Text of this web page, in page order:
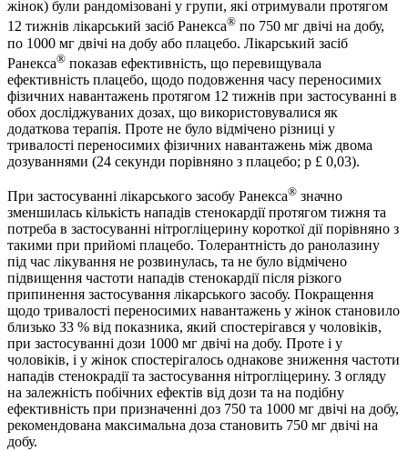
жінок) були рандомізовані у групи, які отримували протягом
12 тижнів лікарський засіб Ранекса® по 750 мг двічі на добу,
по 1000 мг двічі на добу або плацебо. Лікарський засіб
Ранекса® показав ефективність, що перевищувала
ефективність плацебо, щодо подовження часу переносимих
фізичних навантажень протягом 12 тижнів при застосуванні в
обох досліджуваних дозах, що використовувалися як
додаткова терапія. Проте не було відмічено різниці у
тривалості переносимих фізичних навантажень між двома
дозуваннями (24 секунди порівняно з плацебо; p £ 0,03).
При застосуванні лікарського засобу Ранекса® значно
зменшилась кількість нападів стенокардії протягом тижня та
потреба в застосуванні нітрогліцерину короткої дії порівняно з
такими при прийомі плацебо. Толерантність до ранолазину
під час лікування не розвинулась, та не було відмічено
підвищення частоти нападів стенокардії після різкого
припинення застосування лікарського засобу. Покращення
щодо тривалості переносимих навантажень у жінок становило
близько 33 % від показника, який спостерігався у чоловіків,
при застосуванні дози 1000 мг двічі на добу. Проте і у
чоловіків, і у жінок спостерігалось однакове зниження частоти
нападів стенокрадії та застосування нітрогліцерину. З огляду
на залежність побічних ефектів від дози та на подібну
ефективність при призначенні доз 750 та 1000 мг двічі на добу,
рекомендована максимальна доза становить 750 мг двічі на
добу.